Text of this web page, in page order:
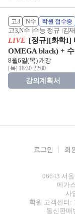
고3 N수 학원 접수중
고3,N수 수능 정규 김
LIVE [정규][화학I]
OMEGA black) +
8월6일(목) 개강
[목] 18:30-22:00
강의계획서
로그인 회
06643 서
메가
사
학원 고객센터:
통신판매